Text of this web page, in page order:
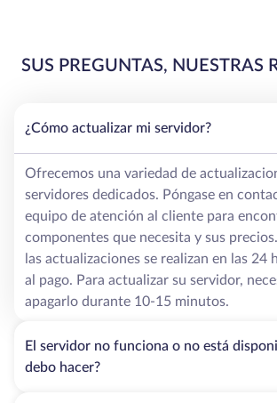
SUS PREGUNTAS, NUESTRAS
¿Cómo actualizar mi servidor?
Ofrecemos una variedad de
servidores dedicados. Póngase en
equipo de atención al cliente para
componentes que necesita y sus
las actualizaciones se realizan en las 24
al pago. Para actualizar su servidor,
apagarlo durante 10-15 minutos.
El servidor no funciona o no está
debo hacer?